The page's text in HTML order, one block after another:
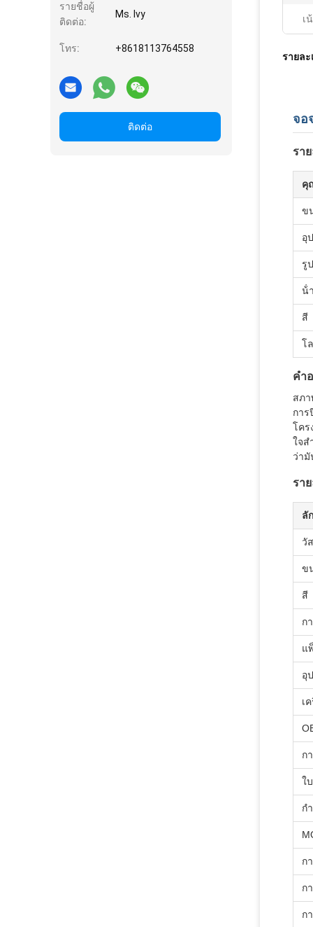
รายชื่อผู้
ติดต่อ:
Ms. Ivy
โทร: +8618113764558
ติดต่อ
เ
รายล
จอ
รา
คุ
ข
อุ
รู
น้ํ
สี
โ
คํา
สภ
การ
โคร
ใจสํ
ว่า
รา
ลั
วั
ข
สี
ก
แ
อุ
เ
ก
ใ
กํ
ก
ก
ก